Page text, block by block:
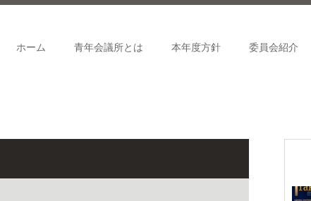
ホーム 青年会議所とは 本年度方針 委員会紹介